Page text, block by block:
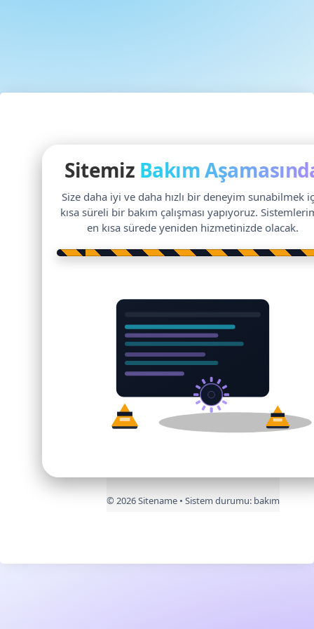
Sitemiz Bakım
Size daha iyi ve daha hızlı bir deneyim sunabilmek
kısa süreli bir bakım çalışması yapıyoruz.
en kısa sürede yeniden hizmetinizde olacak.
©2026Sitename • Sistem durumu: bakım